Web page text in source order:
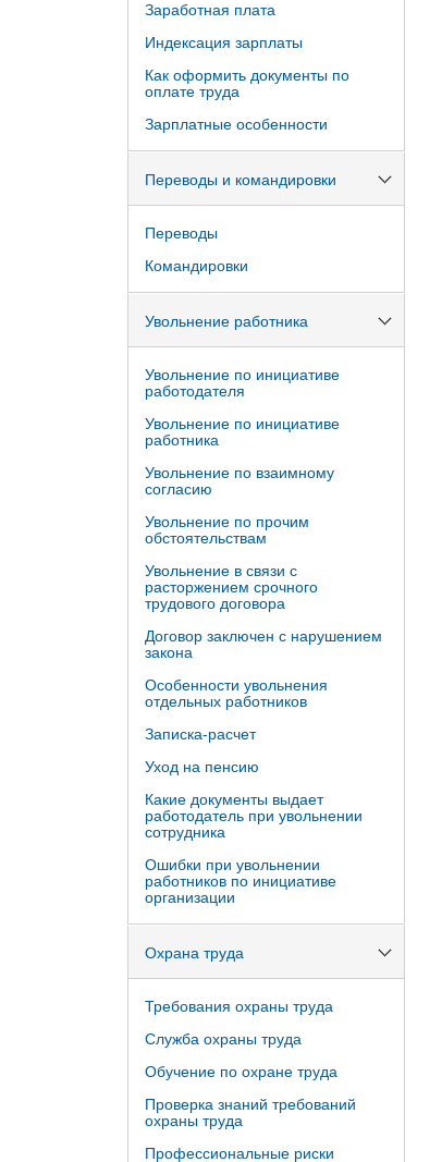
Заработная плата
Индексация зарплаты
Как оформить документы по
оплате труда
Зарплатные особенности
Переводы и командировки
Переводы
Командировки
Увольнение работника
Увольнение по инициативе
работодателя
Увольнение по инициативе
работника
Увольнение по взаимному
согласию
Увольнение по прочим
обстоятельствам
Увольнение в связи с
расторжением срочного
трудового договора
Договор заключен с нарушением
закона
Особенности увольнения
отдельных работников
Записка-расчет
Уход на пенсию
Какие документы выдает
работодатель при увольнении
сотрудника
Ошибки при увольнении
работников по инициативе
организации
Охрана труда
Требования охраны труда
Служба охраны труда
Обучение по охране труда
Проверка знаний требований
охраны труда
Профессиональные риски